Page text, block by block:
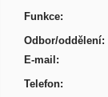
Funkce:
Odbor/
E-